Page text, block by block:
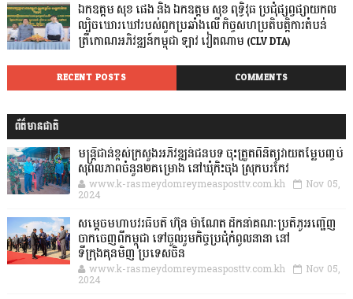
ឯកឧត្តម សុខ ផេង និង ឯកឧត្តម សុខ ពុទ្ធិវុធ ប្រជុំផ្សព្វផ្សាយកល
ល្បិចឃោរឃៅរបស់ពួកប្រឆាំងលើ កិច្ចសហប្រតិបត្តិការតំបន់
ត្រីកោណអភិវឌ្ឍន៍កម្ពុជា ឡាវ វៀតណាម (CLV DTA)
RECENT POSTS COMMENTS
ព័ត៌មានជាតិ
មន្ត្រីជាន់ខ្ពស់ក្រសួងអភិវឌ្ឍន៍ជនបទ ចុះត្រួតពិនិត្យវាយតម្លៃបញ្ចប់
សុពលភាពចំនួន២គម្រោង នៅឃុំកិះចុង ស្រុកបរកែវ
www.k-rasmeydomreymeasposttv.com.kh Nov 05,
2024
សម្តេចមហាបវរធិបតី ហ៊ុន ម៉ាណែត ដឹកនាំគណៈប្រតិភូអញ្ជើញ
ចាកចេញពីកម្ពុជា ទៅចូលរួមកិច្ចប្រជុំកំពូលនានា នៅ
ទីក្រុងគុនមិញ ប្រទេសចិន
www.k-rasmeydomreymeasposttv.com.kh Nov 05,
2024